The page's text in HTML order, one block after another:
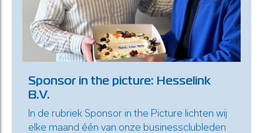
Sponsor in the picture: Hesselink
B.V.
In de rubriek Sponsor in the Picture lichten wij
elke maand één van onze businessclubleden